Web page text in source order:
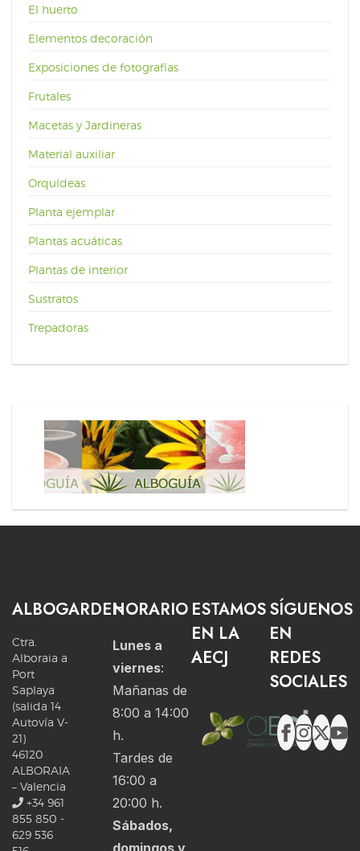
El huerto
Elementos decoración
Exposiciones de fotografías
Frutales
Macetas y Jardineras
Material auxiliar
Orquídeas
Planta ejemplar
Plantas acuáticas
Plantas de interior
Sustratos
Trepadoras
ALBOGARDEN
Ctra.
Alboraia a
Port
Saplaya
(salida 14
Autovía V-
21)
46120
ALBORAIA
– Valencia
+34 961
855 850 -
629 536
HORARIO
Lunes a
viernes:
Mañanas de
8:00 a 14:00
h.
Tardes de
16:00 a
20:00 h.
Sábados,
domingos y
ESTAMOS
EN LA
AECJ
SÍGUENOS
EN
REDES
SOCIALES